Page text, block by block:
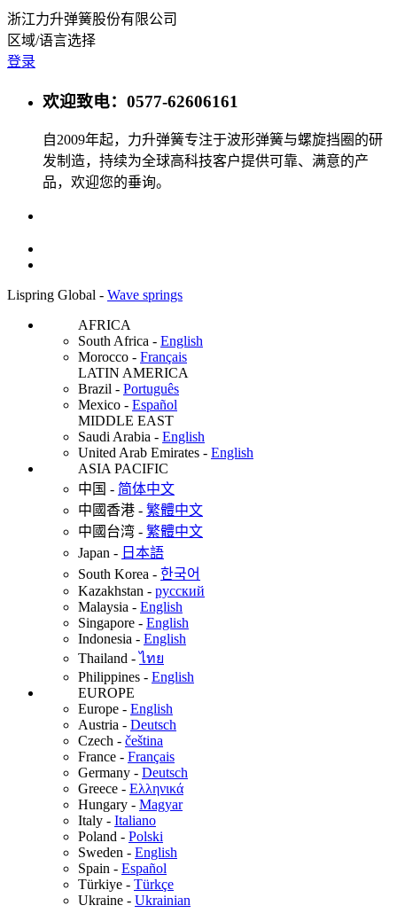
浙江力升弹簧股份有限公司
区域/语言选择
登录
欢迎致电：0577-62606161
自2009年起，力升弹簧专注于波形弹簧与螺旋挡圈的研
发制造，持续为全球高科技客户提供可靠、满意的产
品，欢迎您的垂询。
Lispring Global - Wave springs
AFRICA
South Africa - English
Morocco - Français
LATIN AMERICA
Brazil - Português
Mexico - Español
MIDDLE EAST
Saudi Arabia - English
United Arab Emirates - English
ASIA PACIFIC
中国 - 简体中文
中國香港 - 繁體中文
中國台湾 - 繁體中文
Japan - 日本語
South Korea - 한국어
Kazakhstan - русский
Malaysia - English
Singapore - English
Indonesia - English
Thailand -ไทย
Philippines - English
EUROPE
Europe - English
Austria - Deutsch
Czech - čeština
France - Français
Germany - Deutsch
Greece - Ελληνικά
Hungary - Magyar
Italy - Italiano
Poland - Polski
Sweden - English
Spain - Español
Türkiye - Türkçe
Ukraine - Ukrainian